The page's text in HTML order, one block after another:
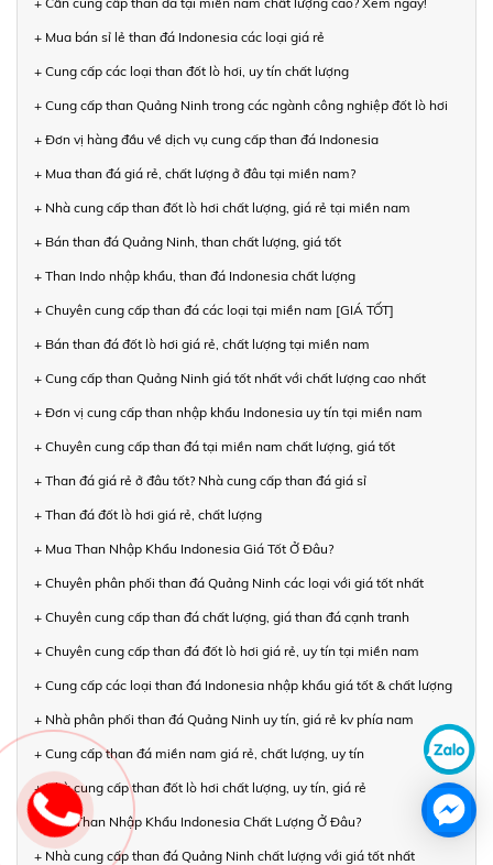
+ Mua bán sỉ lẻ than đá Indonesia các loại giá rẻ
+ Cung cấp các loại than đốt lò hơi, uy tín chất lượng
+ Cung cấp than Quảng Ninh trong các ngành công nghiệp đốt lò hơi
+ Đơn vị hàng đầu về dịch vụ cung cấp than đá Indonesia
+ Mua than đá giá rẻ, chất lượng ở đâu tại miền nam?
+ Nhà cung cấp than đốt lò hơi chất lượng, giá rẻ tại miền nam
+ Bán than đá Quảng Ninh, than chất lượng, giá tốt
+ Than Indo nhập khẩu, than đá Indonesia chất lượng
+ Chuyên cung cấp than đá các loại tại miền nam [GIÁ TỐT]
+ Bán than đá đốt lò hơi giá rẻ, chất lượng tại miền nam
+ Cung cấp than Quảng Ninh giá tốt nhất với chất lượng cao nhất
+ Đơn vị cung cấp than nhập khẩu Indonesia uy tín tại miền nam
+ Chuyên cung cấp than đá tại miền nam chất lượng, giá tốt
+ Than đá giá rẻ ở đâu tốt? Nhà cung cấp than đá giá sỉ
+ Than đá đốt lò hơi giá rẻ, chất lượng
+ Mua Than Nhập Khẩu Indonesia Giá Tốt Ở Đâu?
+ Chuyên phân phối than đá Quảng Ninh các loại với giá tốt nhất
+ Chuyên cung cấp than đá chất lượng, giá than đá cạnh tranh
+ Chuyên cung cấp than đá đốt lò hơi giá rẻ, uy tín tại miền nam
+ Cung cấp các loại than đá Indonesia nhập khẩu giá tốt & chất lượng
+ Nhà phân phối than đá Quảng Ninh uy tín, giá rẻ kv phía nam
+ Cung cấp than đá miền nam giá rẻ, chất lượng, uy tín
+ Nhà cung cấp than đốt lò hơi chất lượng, uy tín, giá rẻ
+ Mua Than Nhập Khẩu Indonesia Chất Lượng Ở Đâu?
+ Nhà cung cấp than đá Quảng Ninh chất lượng với giá tốt nhất